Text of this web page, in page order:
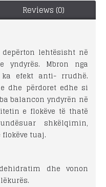
Reviews (0)
depërton lehtësisht në
Mbron nga
efekt anti- rrudhë.
dhe përdoret edhe si
balancon yndyrën në
e flokëve të thatë
shkëlqimin,
tuaj.
dhe vonon